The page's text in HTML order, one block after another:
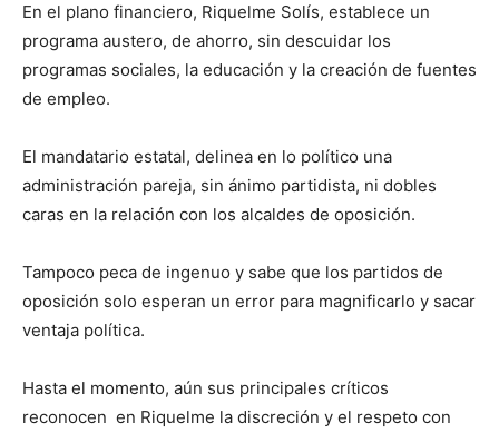
En el plano financiero, Riquelme Solís, establece un
programa austero, de ahorro, sin descuidar los
programas sociales, la educación y la creación de fuentes
de empleo.
El mandatario estatal, delinea en lo político una
administración pareja, sin ánimo partidista, ni dobles
caras en la relación con los alcaldes de oposición.
Tampoco peca de ingenuo y sabe que los partidos de
oposición solo esperan un error para magnificarlo y sacar
ventaja política.
Hasta el momento, aún sus principales críticos
reconocen en Riquelme la discreción y el respeto con